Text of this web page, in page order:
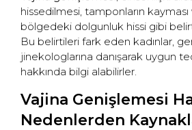
hissedilmesi, tamponların
bölgedeki dolgunluk hissi gibi
Bu belirtileri fark eden kadınlar,
jinekologlarına danışarak uygun
hakkında bilgi alabilirler.
Vajina Genişlemesi
Nedenlerden